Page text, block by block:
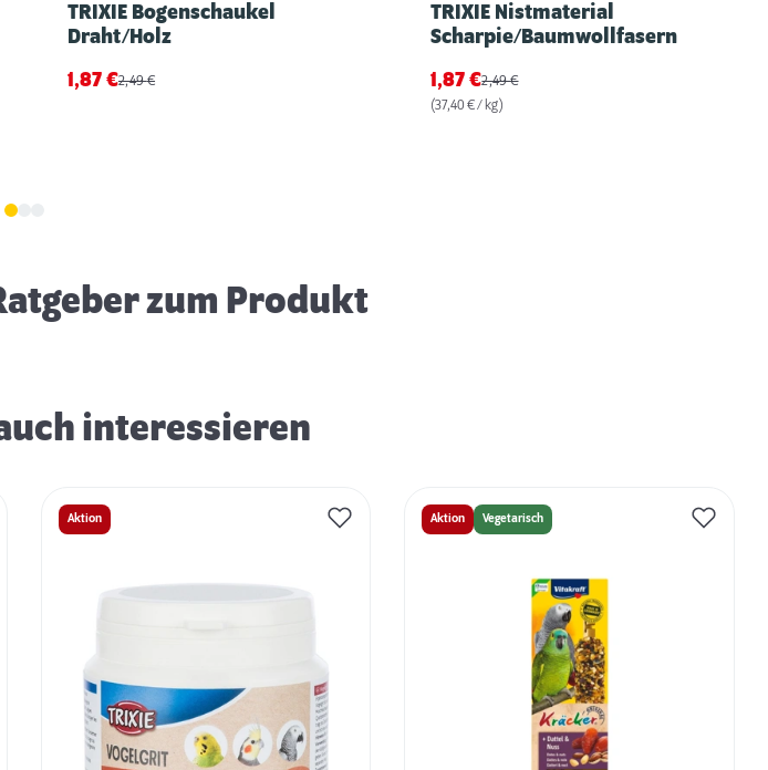
TRIXIE Bogenschaukel
Draht/Holz
1,87 €2,49€
TRIXIE Nistmaterial
Scharpie/Baumwollfasern
1,87€2,49€
(37,40 € / kg)
zum Produkt
interessieren
Aktion Aktion Vegetarisch